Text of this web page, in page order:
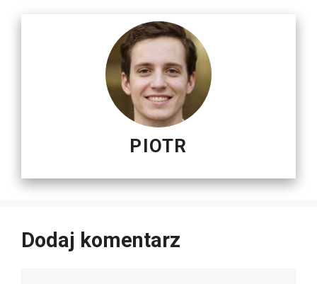
PIOTR
Dodaj komentarz